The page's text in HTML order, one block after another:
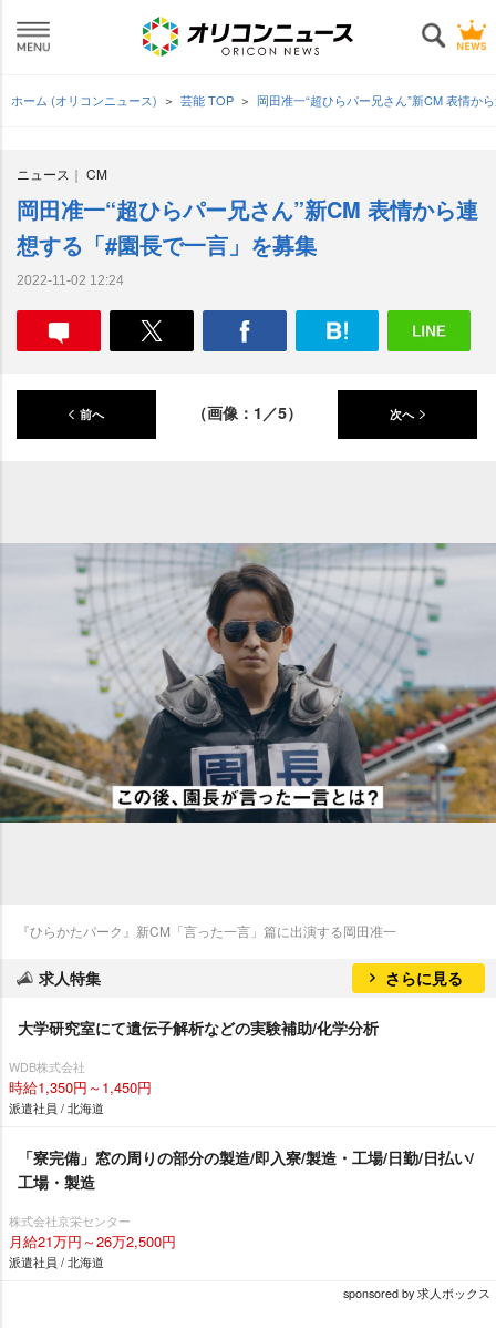
ホーム (オリコンニュース) 芸能 TOP 岡田准一“超ひらパー兄さん”新CM 表情か
ニュース CM
岡田准一“超ひらパー兄さん”新CM 表情から連
想する「#園長で一言」を募集
2022-11-02 12:24
前へ （画像：1／5） 次へ
『ひらかたパーク』新CM「言った一言」篇に出演する岡田准一
求人特集 さらに見る
大学研究室にて遺伝子解析などの実験補助/化学分析
WDB株式会社
時給1,350円～1,450円
派遣社員 / 北海道
「寮完備」窓の周りの部分の製造/即入寮/製造・工場/日勤/日払い/
工場・製造
株式会社京栄センター
月給21万円～26万2,500円
派遣社員 / 北海道
sponsored by 求人ボックス